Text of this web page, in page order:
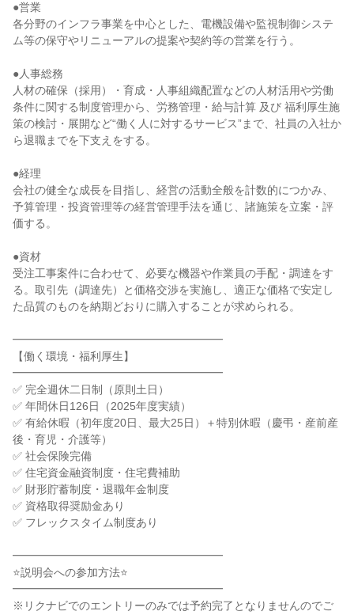
●営業
各分野のインフラ事業を中心とした、電機設備や監視制御システ
ム等の保守やリニューアルの提案や契約等の営業を行う。
●人事総務
人材の確保（採用）・育成・人事組織配置などの人材活用や労働
条件に関する制度管理から、労務管理・給与計算 及び 福利厚生施
策の検討・展開など“働く人に対するサービス”まで、社員の入社か
ら退職までを下支えをする。
●経理
会社の健全な成長を目指し、経営の活動全般を計数的につかみ、
予算管理・投資管理等の経営管理手法を通じ、諸施策を立案・評
価する。
●資材
受注工事案件に合わせて、必要な機器や作業員の手配・調達をす
る。取引先（調達先）と価格交渉を実施し、適正な価格で安定し
た品質のものを納期どおりに購入することが求められる。
━━━━━━━━━━━━━━━━━━━
【働く環境・福利厚生】
━━━━━━━━━━━━━━━━━━━
✅ 完全週休二日制（原則土日）
✅ 年間休日126日（2025年度実績）
✅ 有給休暇（初年度20日、最大25日）＋特別休暇（慶弔・産前産
後・育児・介護等）
✅ 社会保険完備
✅ 住宅資金融資制度・住宅費補助
✅ 財形貯蓄制度・退職年金制度
✅ 資格取得奨励金あり
✅ フレックスタイム制度あり
━━━━━━━━━━━━━━━━━━━
⭐説明会への参加方法⭐
━━━━━━━━━━━━━━━━━━━
※リクナビでのエントリーのみでは予約完了となりませんのでご